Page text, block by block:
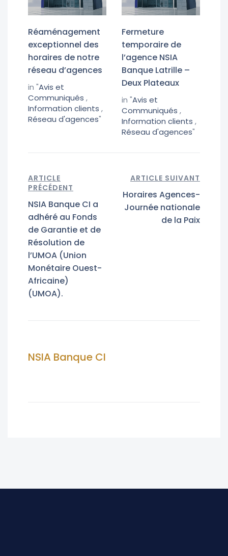
Réaménagement
exceptionnel des
horaires de notre
réseau d’agences
in "Avis et
Communiqués ,
Information clients ,
Réseau d'agences"
Fermeture
temporaire de
l’agence NSIA
Banque Latrille –
Deux Plateaux
in "Avis et
Communiqués ,
Information clients ,
Réseau d'agences"
ARTICLE
PRÉCÉDENT
NSIA Banque CI a
adhéré au Fonds
de Garantie et de
Résolution de
l’UMOA (Union
Monétaire Ouest-
Africaine)
(UMOA).
ARTICLE SUIVANT
Horaires Agences-
Journée nationale
de la Paix
NSIA Banque CI